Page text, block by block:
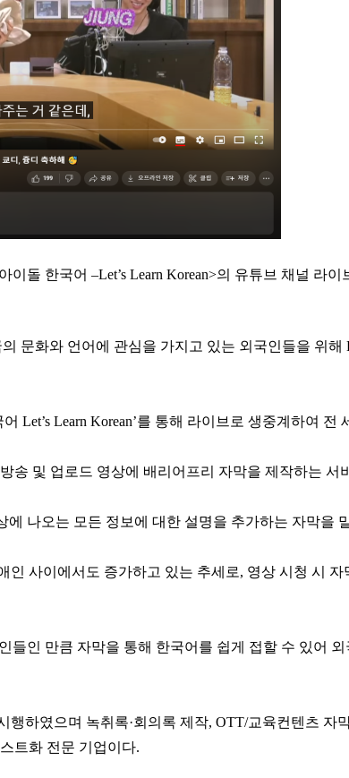
돌 한국어 –Let’s Learn Korean>의 유튜브 채널 라이
문화와 언어에 관심을 가지고 있는 외국인들을 위해
Let’s Learn Korean’를 통해 라이브로 생중계하여 전
송 및 업로드 영상에 배리어프리 자막을 제작하는 서
나오는 모든 정보에 대한 설명을 추가하는 자막을
사이에서도 증가하고 있는 추세로, 영상 시청 시
들인 만큼 자막을 통해 한국어를 쉽게 접할 수 있어
하였으며 녹취록·회의록 제작, OTT/교육컨텐츠 자
트화 전문 기업이다.